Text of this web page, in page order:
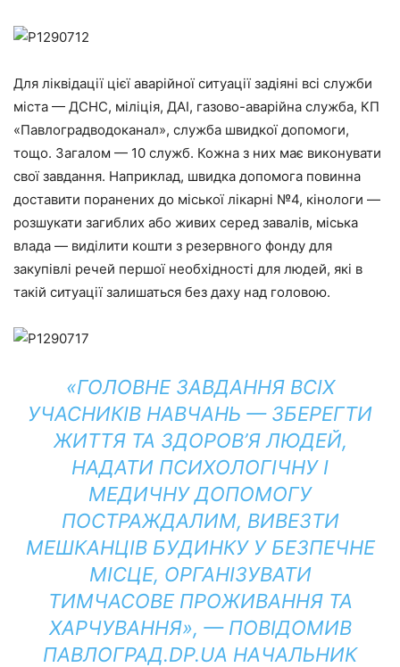
Для ліквідації цієї аварійної ситуації задіяні всі служби
міста — ДСНС, міліція, ДАІ, газово-аварійна служба, КП
«Павлоградводоканал», служба швидкої допомоги,
тощо. Загалом — 10 служб. Кожна з них має виконувати
свої завдання. Наприклад, швидка допомога повинна
доставити поранених до міської лікарні №4, кінологи —
розшукати загиблих або живих серед завалів, міська
влада — виділити кошти з резервного фонду для
закупівлі речей першої необхідності для людей, які в
такій ситуації залишаться без даху над головою.
«ГОЛОВНЕ ЗАВДАННЯ ВСІХ
УЧАСНИКІВ НАВЧАНЬ — ЗБЕРЕГТИ
ЖИТТЯ ТА ЗДОРОВ’Я ЛЮДЕЙ,
НАДАТИ ПСИХОЛОГІЧНУ І
МЕДИЧНУ ДОПОМОГУ
ПОСТРАЖДАЛИМ, ВИВЕЗТИ
МЕШКАНЦІВ БУДИНКУ У БЕЗПЕЧНЕ
МІСЦЕ, ОРГАНІЗУВАТИ
ТИМЧАСОВЕ ПРОЖИВАННЯ ТА
ХАРЧУВАННЯ», — ПОВІДОМИВ
ПАВЛОГРАД.DP.UA НАЧАЛЬНИК